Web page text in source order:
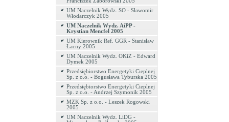
UM Naczelnik Wydz. SO - Sławomir
Włodarczyk 2005
UM Naczelnik Wydz. AiPP -
Krystian Mencfel 2005
UM Kierownik Ref. GGR - Stanisław
Łacny 2005
UM Naczelnik Wydz. OKiZ - Edward
Dymek 2005
Przedsiębiorstwo Energetyki Cieplnej
Sp. z o.o. - Bogusława Tyburska 2005
Przedsiębiorstwo Energetyki Cieplnej
Sp. z o.o. - Andrzej Szymonik 2005
MZK Sp. z o.o. - Leszek Rogowski
2005
UM Naczelnik Wydz. LiDG -